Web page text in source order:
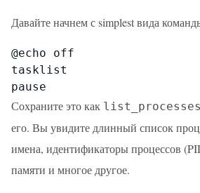
Давайте начнем с simplest вида
@echo off
tasklist
pause
Сохраните это как
его. Вы увидите длинный список
имена, идентификаторы процессов
памяти и многое другое.